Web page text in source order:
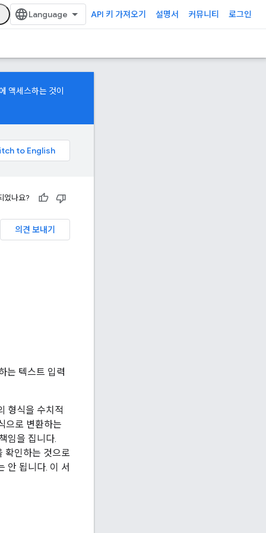
API 키 가져오기 설명서 커뮤니티 로그인
액세스하는 것이
었나요?
의견 보내기
는 텍스트 입력
형식을 수치적
으로 변환하는
임을 집니다.
확인하는 것으로
안 됩니다. 이 서